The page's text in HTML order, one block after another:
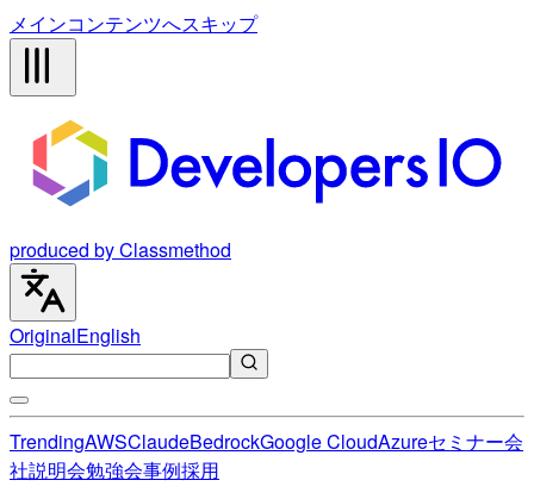
メインコンテンツへスキップ
produced by Classmethod
OriginalEnglish
TrendingAWSClaudeBedrockGoogle CloudAzureセミナー会
社説明会勉強会事例採用